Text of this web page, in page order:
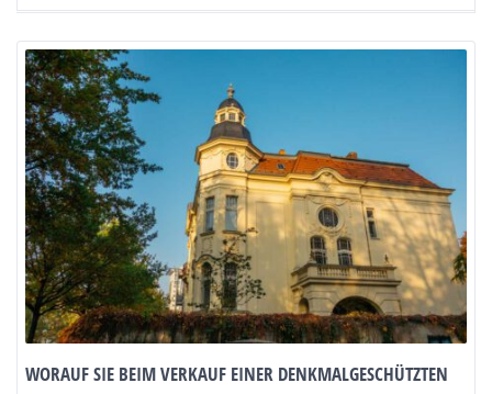
WORAUF SIE BEIM VERKAUF EINER DENKMALGESCHÜTZTEN